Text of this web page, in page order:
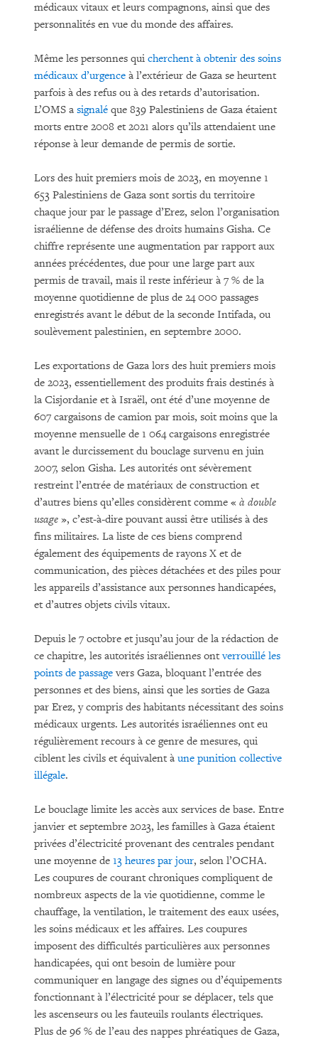
médicaux vitaux et leurs compagnons, ainsi que des
personnalités en vue du monde des affaires.
Même les personnes qui cherchent à obtenir des soins
médicaux d’urgence à l’extérieur de Gaza se heurtent
parfois à des refus ou à des retards d’autorisation.
L’OMS a signalé que 839 Palestiniens de Gaza étaient
morts entre 2008 et 2021 alors qu’ils attendaient une
réponse à leur demande de permis de sortie.
Lors des huit premiers mois de 2023, en moyenne 1
653 Palestiniens de Gaza sont sortis du territoire
chaque jour par le passage d’Erez, selon l’organisation
israélienne de défense des droits humains Gisha. Ce
chiffre représente une augmentation par rapport aux
années précédentes, due pour une large part aux
permis de travail, mais il reste inférieur à 7 % de la
moyenne quotidienne de plus de 24 000 passages
enregistrés avant le début de la seconde Intifada, ou
soulèvement palestinien, en septembre 2000.
Les exportations de Gaza lors des huit premiers mois
de 2023, essentiellement des produits frais destinés à
la Cisjordanie et à Israël, ont été d’une moyenne de
607 cargaisons de camion par mois, soit moins que la
moyenne mensuelle de 1 064 cargaisons enregistrée
avant le durcissement du bouclage survenu en juin
2007, selon Gisha. Les autorités ont sévèrement
restreint l’entrée de matériaux de construction et
d’autres biens qu’elles considèrent comme « à double
usage », c’est-à-dire pouvant aussi être utilisés à des
fins militaires. La liste de ces biens comprend
également des équipements de rayons X et de
communication, des pièces détachées et des piles pour
les appareils d’assistance aux personnes handicapées,
et d’autres objets civils vitaux.
Depuis le 7 octobre et jusqu’au jour de la rédaction de
ce chapitre, les autorités israéliennes ontverrouillé les
points de passagevers Gaza, bloquant l’entrée des
personnes et des biens, ainsi que les sorties de Gaza
par Erez, y compris des habitants nécessitant des soins
médicaux urgents. Les autorités israéliennes ont eu
régulièrement recours à ce genre de mesures, qui
ciblent les civils et équivalent à une punition collective
illégale.
Le bouclage limite les accès aux services de base. Entre
janvier et septembre 2023, les familles à Gaza étaient
privées d’électricité provenant des centrales pendant
une moyenne de 13 heures par jour, selon l’OCHA.
Les coupures de courant chroniques compliquent de
nombreux aspects de la vie quotidienne, comme le
chauffage, la ventilation, le traitement des eaux usées,
les soins médicaux et les affaires. Les coupures
imposent des difficultés particulières aux personnes
handicapées, qui ont besoin de lumière pour
communiquer en langage des signes ou d’équipements
fonctionnant à l’électricité pour se déplacer, tels que
les ascenseurs ou les fauteuils roulants électriques.
Plus de 96 % de l’eau des nappes phréatiques de Gaza,